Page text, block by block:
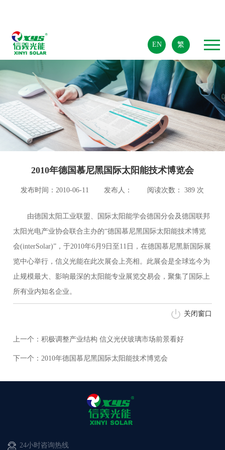
EN 繁
2010年德国慕尼黑国际太阳能技术博览会
发布时间：2010-06-11 发布人： 阅读次数：389 次
由德国太阳工业联盟、国际太阳能学会德国分会及德国联邦
太阳光电产业协会联合主办的“德国慕尼黑国际太阳能技术博览
会(interSolar)”，于2010年6月9日至11日，在德国慕尼黑新国际展
览中心举行，信义光能在此次展会上亮相。此展会是全球迄今为
止规模最大、影响最深的太阳能专业展览交易会，聚集了国际上
所有业内知名企业。
关闭窗口
上一个：积极调整产业结构 信义光伏玻璃市场前景看好
下一个：2010年德国慕尼黑国际太阳能技术博览会
24小时咨询热线